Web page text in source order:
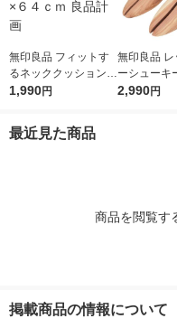
無印良品 フィットす
るネッククッション
杢黒 約１６×６４ｃｍ
1,990円
無印良品
ーシューキ
5〜28cm用
2,990円
最近見た商品
商品を閲覧す
掲載商品の情報について